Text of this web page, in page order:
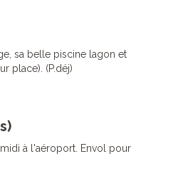
sa belle piscine lagon et
place). (P.déj)
à l'aéroport. Envol pour